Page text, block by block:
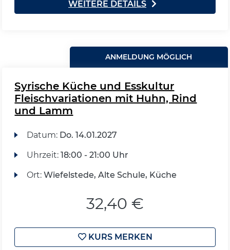
WEITERE DETAILS
ANMELDUNG MÖGLICH
Syrische Küche und Esskultur
Fleischvariationen mit Huhn, Rind
und Lamm
Datum: Do. 14.01.2027
Uhrzeit: 18:00 - 21:00 Uhr
Ort: Wiefelstede, Alte Schule, Küche
32,40 €
KURS MERKEN